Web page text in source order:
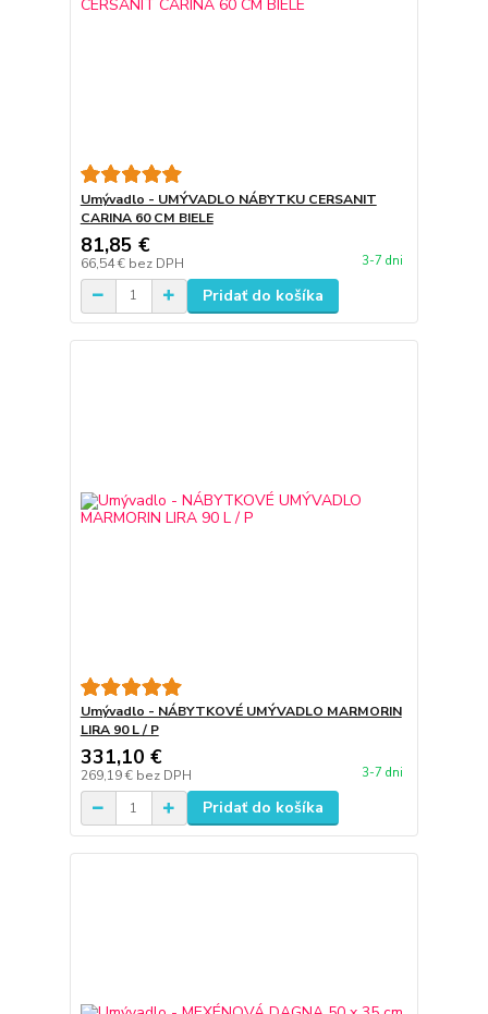
Umývadlo - UMÝVADLO NÁBYTKU CERSANIT
CARINA 60 CM BIELE
81,85 €
66,54 € bez DPH 3-7 dni
Pridať do košíka
Umývadlo - NÁBYTKOVÉ UMÝVADLO MARMORIN
LIRA 90 L / P
331,10 €
269,19 € bez DPH 3-7 dni
Pridať do košíka